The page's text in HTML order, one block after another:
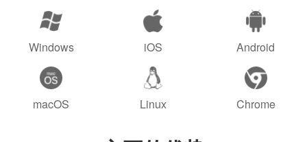
Windows iOS Android
macOS Linux Chrome